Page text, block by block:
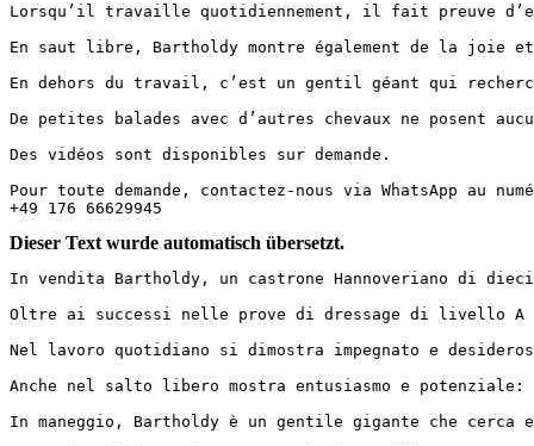
Lorsqu’il travaille quotidiennement, il fait preuve
En saut libre, Bartholdy montre également de la
En dehors du travail, c’est un gentil géant qui
De petites balades avec d’autres chevaux ne posent
Des vidéos sont disponibles sur demande.
Pour toute demande, contactez-nous via WhatsApp au
+49 176 66629945
Dieser Text wurde automatisch übersetzt.
In vendita Bartholdy, un castrone Hannoveriano di
Oltre ai successi nelle prove di dressage di livello
Nel lavoro quotidiano si dimostra impegnato e
Anche nel salto libero mostra entusiasmo e
In maneggio, Bartholdy è un gentile gigante che